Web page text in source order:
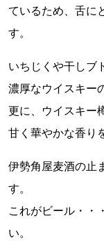
ているため、舌に
す。
いちじくや干しブ
濃厚なウイスキー
更に、ウイスキー
甘く華やかな香り
伊勢角屋麦酒の止
す。
これがビール・・
い。